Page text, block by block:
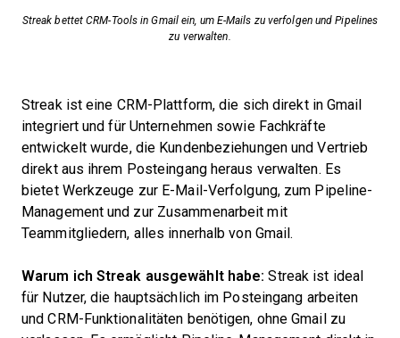
Streak bettet CRM-Tools in Gmail ein, um E-Mails zu verfolgen und Pipelines
zu verwalten.
Streak ist eine CRM-Plattform, die sich direkt in Gmail
integriert und für Unternehmen sowie Fachkräfte
entwickelt wurde, die Kundenbeziehungen und Vertrieb
direkt aus ihrem Posteingang heraus verwalten. Es
bietet Werkzeuge zur E-Mail-Verfolgung, zum Pipeline-
Management und zur Zusammenarbeit mit
Teammitgliedern, alles innerhalb von Gmail.
Warum ich Streak ausgewählt habe: Streak ist ideal
für Nutzer, die hauptsächlich im Posteingang arbeiten
und CRM-Funktionalitäten benötigen, ohne Gmail zu